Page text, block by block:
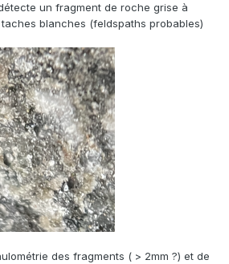
un fragment de roche grise à
blanches (feldspaths probables)
des fragments ( > 2mm ?) et de